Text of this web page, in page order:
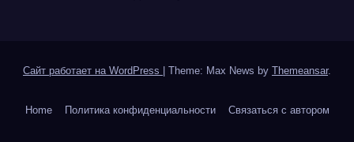
Сайт работает на WordPress Theme: Max News by Themeansar.
Home Политика конфиденциальности Связаться с автором